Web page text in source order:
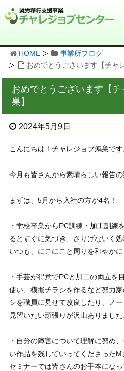
HOME
事業所ブログ
おめでとうございます【チャ
おめでとうございます【
巣】
2024年5月9日
こんにちは！チャレジョブ鴻巣です
今月も皆さんから素晴らしい報告の
まずは、5月から入社の方が4名！
・学校卒業からPC訓練・加工訓練
るとすぐに気づき、さりげないく
いつも、にこにこと周りを和やかに
・手芸が得意でPCと加工の両立を
使い、模擬チラシを作るなど努力
シを職員に見せて改良したり、ノ
見習いたい頑張りが沢山ありました
・自分の障害について理解に努め
い作品を残していってくださった
セミナーでは皆さんのお手本になっ